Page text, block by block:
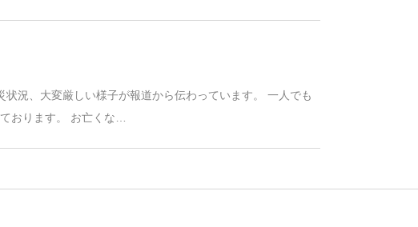
状況、大変厳しい様子が報道から伝わっています。 一人でも
おります。 お亡くな…